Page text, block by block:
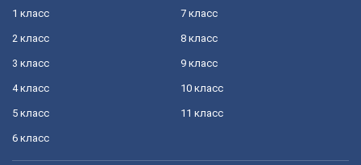
1 класс
2 класс
3 класс
4 класс
5 класс
6 класс
7 класс
8 класс
9 класс
10 класс
11 класс